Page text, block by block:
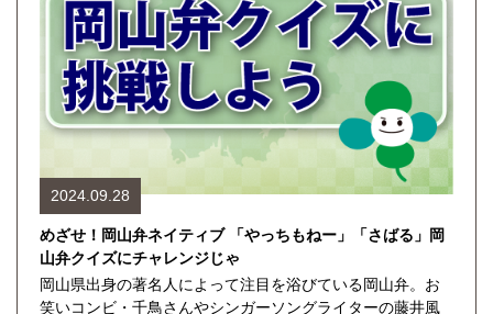
2024.09.28
めざせ！岡山弁ネイティブ 「やっちもねー」「さばる」岡
山弁クイズにチャレンジじゃ
岡山県出身の著名人によって注目を浴びている岡山弁。お
笑いコンビ・千鳥さんやシンガーソングライターの藤井風